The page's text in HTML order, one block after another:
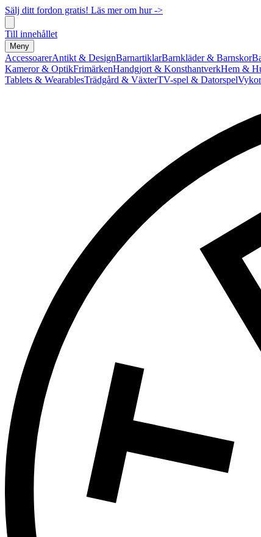
Sälj ditt fordon gratis! Läs mer om hur ->
Till innehållet
Meny
AccessoarerAntikt & DesignBarnartiklarBarnkläder & Barnskor
Kameror & OptikFrimärkenHandgjort & KonsthantverkHem &
Tablets & WearablesTrädgård & VäxterTV-spel & Datorspel